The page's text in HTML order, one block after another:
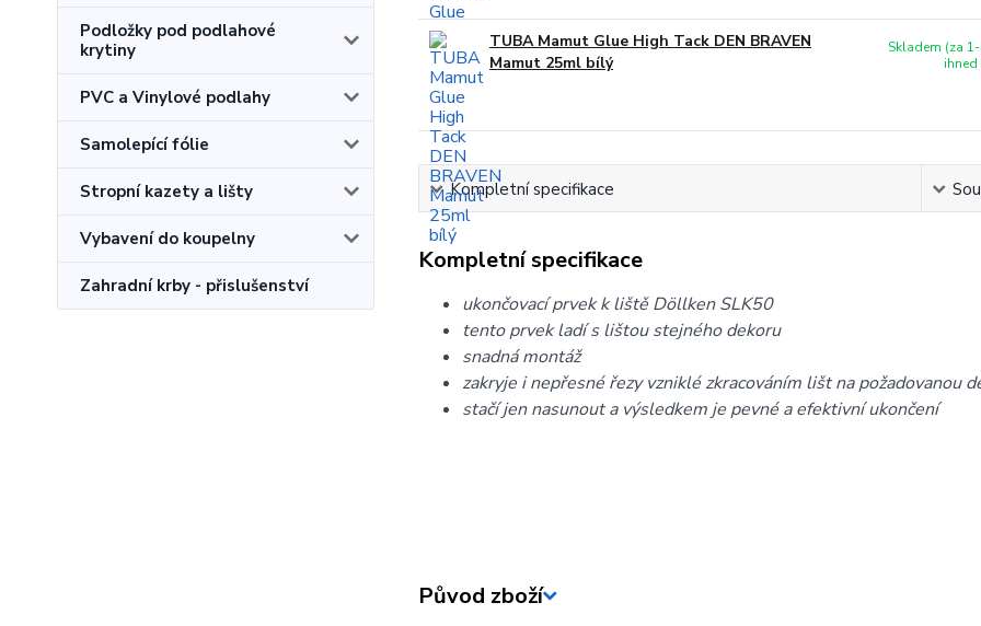
Podložky pod podlahové
krytiny
PVC a Vinylové podlahy
Samolepící fólie
Stropní kazety a lišty
Vybavení do koupelny
Zahradní krby - přislušenství
TUBA Mamut Glue High Tack DEN BRAVEN
Mamut 25ml bílý
Skladem (za
Kompletní specifikace
Kompletní specifikace
ukončovací prvek k liště Döllken SLK50
tento prvek ladí s lištou stejného dekoru
snadná montáž
zakryje i nepřesné řezy vzniklé zkracováním lišt na požadovanou
stačí jen nasunout a výsledkem je pevné a efektivní ukončení
Původ zboží